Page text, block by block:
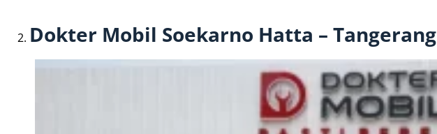
Dokter Mobil Soekarno Hatta – Tangerang